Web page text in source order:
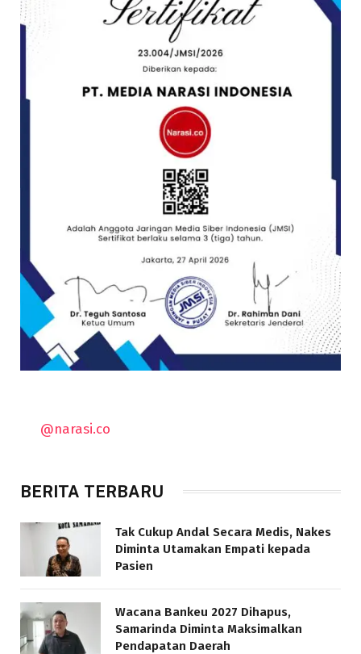
@narasi.co
BERITA TERBARU
Tak Cukup Andal Secara Medis, Nakes
Diminta Utamakan Empati kepada
Pasien
Wacana Bankeu 2027 Dihapus,
Samarinda Diminta Maksimalkan
Pendapatan Daerah